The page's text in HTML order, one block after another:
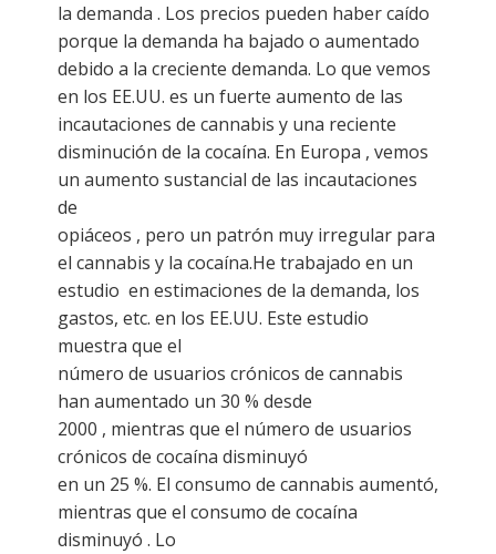
la demanda . Los precios pueden haber caído
porque la demanda ha bajado o aumentado
debido a la creciente demanda. Lo que vemos
en los EE.UU. es un fuerte aumento de las
incautaciones de cannabis y una reciente
disminución de la cocaína. En Europa , vemos
un aumento sustancial de las incautaciones
de
opiáceos , pero un patrón muy irregular para
el cannabis y la cocaína.He trabajado en un
estudio en estimaciones de la demanda, los
gastos, etc. en los EE.UU. Este estudio
muestra que el
número de usuarios crónicos de cannabis
han aumentado un 30 % desde
2000 , mientras que el número de usuarios
crónicos de cocaína disminuyó
en un 25 %. El consumo de cannabis aumentó,
mientras que el consumo de cocaína
disminuyó . Lo